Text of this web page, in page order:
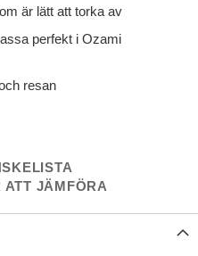
är lätt att torka av
perfekt i Ozami
resan
JÄMFÖRA